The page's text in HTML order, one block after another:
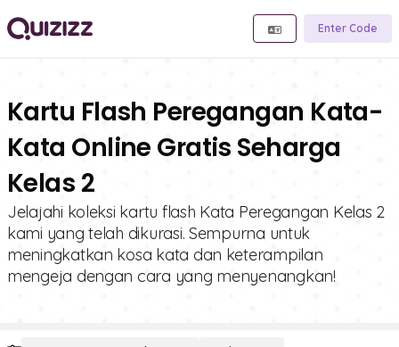
Enter Code
Kartu Flash Peregangan Kata-
Kata Online Gratis Seharga
Kelas 2
Jelajahi koleksi kartu flash Kata Peregangan Kelas 2
kami yang telah dikurasi. Sempurna untuk
meningkatkan kosa kata dan keterampilan
mengeja dengan cara yang menyenangkan!